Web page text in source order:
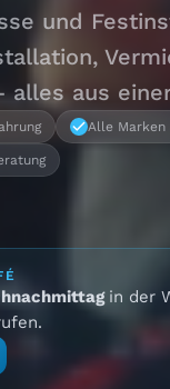
und
alles aus
Alle
in der